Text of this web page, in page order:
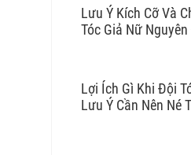
Lưu Ý Kích Cỡ Và
Tóc Giả Nữ
Lợi Ích Gì Khi Đội
Lưu Ý Cần Nên Né